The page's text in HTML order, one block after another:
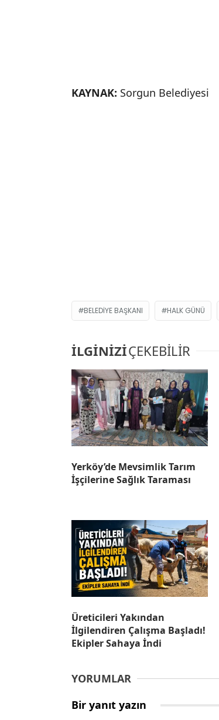
KAYNAK: Sorgun Belediyesi
BELEDIYE BAŞKANI HALK GÜNÜ
İLGİNİZİÇEKEBİLİR
Yerköy’de Mevsimlik Tarım
İşçilerine Sağlık Taraması
Üreticileri Yakından
İlgilendiren Çalışma Başladı!
Ekipler Sahaya İndi
YORUMLAR
Bir yanıt yazın